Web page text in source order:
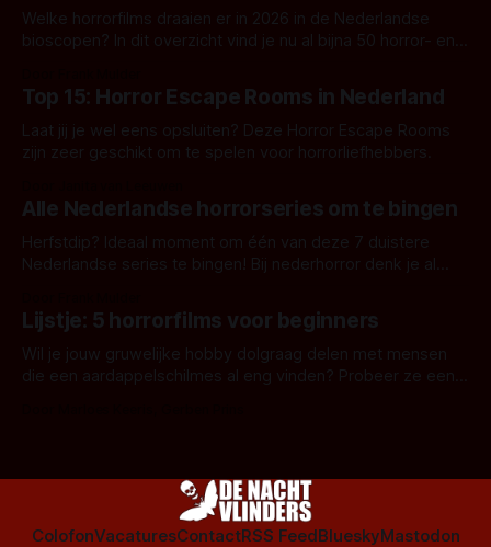
Welke horrorfilms draaien er in 2026 in de Nederlandse
bioscopen? In dit overzicht vind je nu al bijna 50 horror- en
Top 15: Horror Escape Rooms in Nederland
Laat jij je wel eens opsluiten? Deze Horror Escape Rooms
zijn zeer geschikt om te spelen voor horrorliefhebbers.
Alle Nederlandse horrorseries om te bingen
Herfstdip? Ideaal moment om één van deze 7 duistere
Nederlandse series te bingen! Bij nederhorror denk je al
Amsterdamned of The Johnsons. Maar Nederlandse horror
is niet beperkt tot films. Hier een aantal Nederlandse tv-
series uit het duistere of horrorgenre. Als
Lijstje: 5 horrorfilms voor beginners
Wil je jouw gruwelijke hobby dolgraag delen met mensen
die een aardappelschilmes al eng vinden? Probeer ze eens
ColofonVacaturesContactRSS FeedBlueskyMastodon